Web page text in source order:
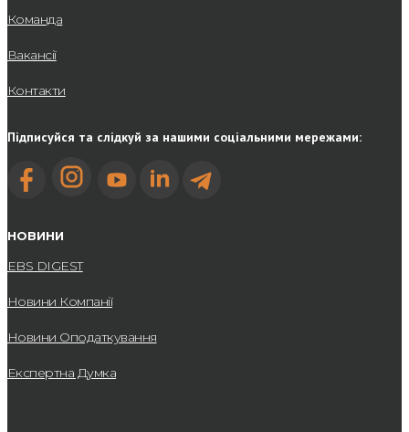
Команда
Вакансії
Контакти
Підписуйся та слідкуй за нашими соціальними мережами:
НОВИНИ
EBS DIGEST
Новини Компанії
Новини Оподаткування
Експертна Думка